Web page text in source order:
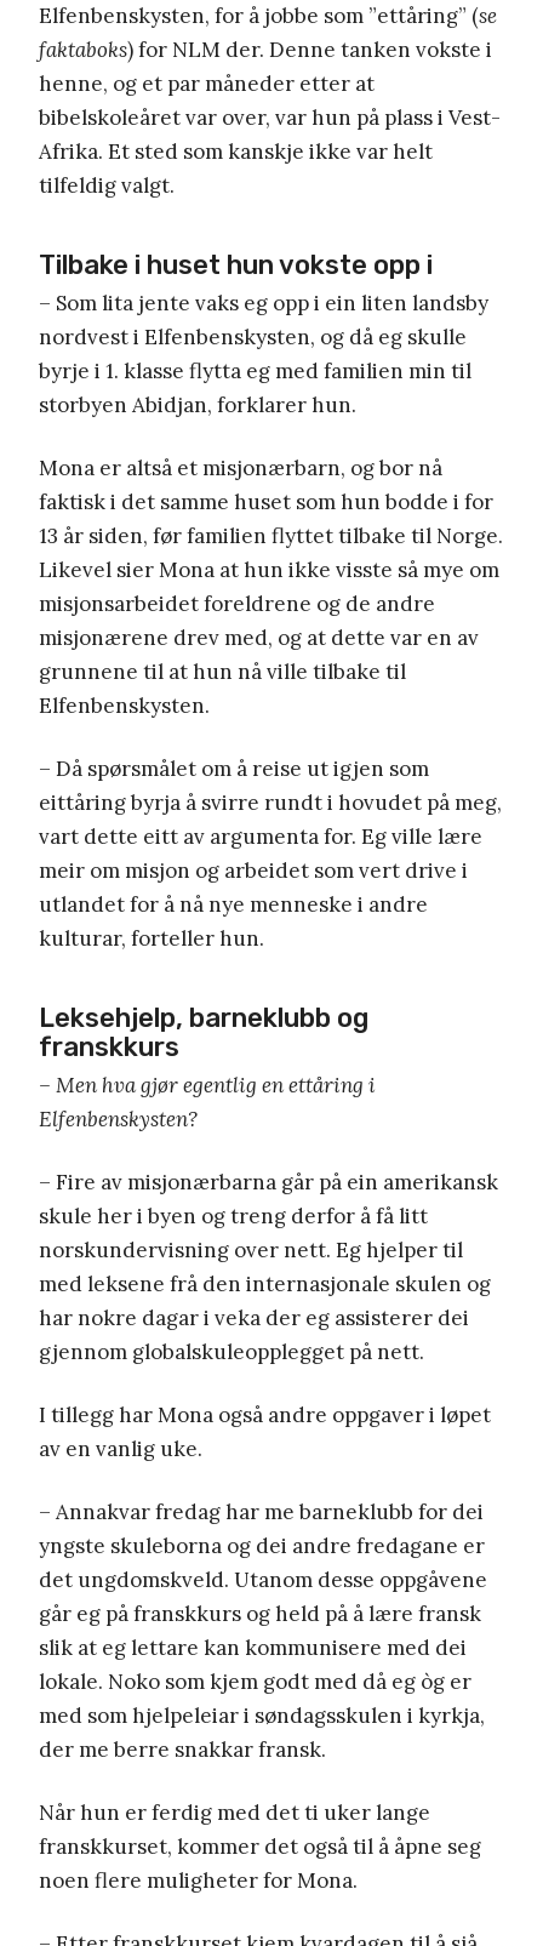
Elfenbenskysten, for å jobbe som ”ettåring” (se
faktaboks) for NLM der. Denne tanken vokste i
henne, og et par måneder etter at
bibelskoleåret var over, var hun på plass i Vest-
Afrika. Et sted som kanskje ikke var helt
tilfeldig valgt.
Tilbake i huset hun vokste opp i
– Som lita jente vaks eg opp i ein liten landsby
nordvest i Elfenbenskysten, og då eg skulle
byrje i 1. klasse flytta eg med familien min til
storbyen Abidjan, forklarer hun.
Mona er altså et misjonærbarn, og bor nå
faktisk i det samme huset som hun bodde i for
13 år siden, før familien flyttet tilbake til Norge.
Likevel sier Mona at hun ikke visste så mye om
misjonsarbeidet foreldrene og de andre
misjonærene drev med, og at dette var en av
grunnene til at hun nå ville tilbake til
Elfenbenskysten.
– Då spørsmålet om å reise ut igjen som
eittåring byrja å svirre rundt i hovudet på meg,
vart dette eitt av argumenta for. Eg ville lære
meir om misjon og arbeidet som vert drive i
utlandet for å nå nye menneske i andre
kulturar, forteller hun.
Leksehjelp, barneklubb og
franskkurs
– Men hva gjør egentlig en ettåring i
Elfenbenskysten?
– Fire av misjonærbarna går på ein amerikansk
skule her i byen og treng derfor å få litt
norskundervisning over nett. Eg hjelper til
med leksene frå den internasjonale skulen og
har nokre dagar i veka der eg assisterer dei
gjennom globalskuleopplegget på nett.
I tillegg har Mona også andre oppgaver i løpet
av en vanlig uke.
– Annakvar fredag har me barneklubb for dei
yngste skuleborna og dei andre fredagane er
det ungdomskveld. Utanom desse oppgåvene
går eg på franskkurs og held på å lære fransk
slik at eg lettare kan kommunisere med dei
lokale. Noko som kjem godt med då eg òg er
med som hjelpeleiar i søndagsskulen i kyrkja,
der me berre snakkar fransk.
Når hun er ferdig med det ti uker lange
franskkurset, kommer det også til å åpne seg
noen flere muligheter for Mona.